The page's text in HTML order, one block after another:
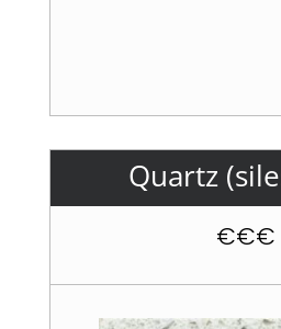
Quartz
€€€